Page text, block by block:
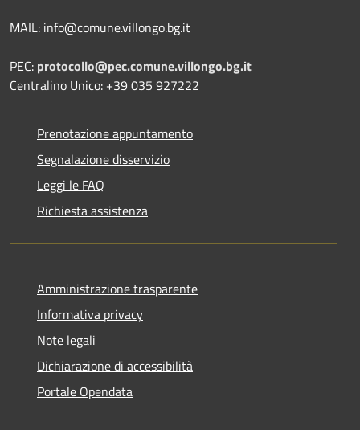
MAIL: info@comune.villongo.bg.it
PEC: protocollo@pec.comune.villongo.bg.it
Centralino Unico: +39 035 927222
Prenotazione appuntamento
Segnalazione disservizio
Leggi le FAQ
Richiesta assistenza
Amministrazione trasparente
Informativa privacy
Note legali
Dichiarazione di accessibilità
Portale Opendata